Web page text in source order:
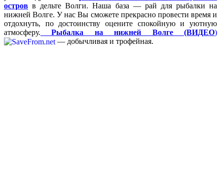
остров в дельте Волги. Наша база — рай для рыбалки на
нижней Волге. У нас Вы сможете прекрасно провести время и
отдохнуть, по достоинству оцените спокойную и уютную
атмосферу. Рыбалка на нижней Волге (ВИДЕО)
— добычливая и трофейная.